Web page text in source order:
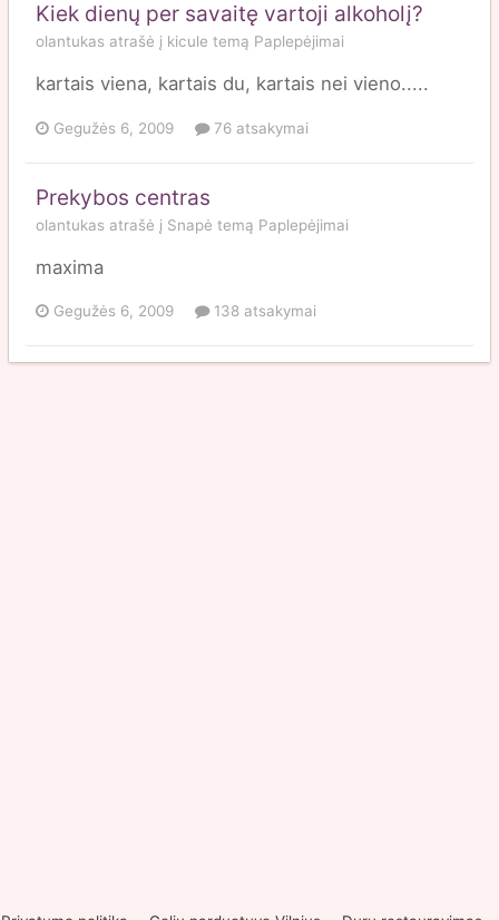
Kiek dienų per savaitę vartoji alkoholį?
olantukas atrašė į kicule temą Paplepėjimai
kartais viena, kartais du, kartais nei vieno.....
Gegužės 6, 2009 76 atsakymai
Prekybos centras
olantukas atrašė į Snapė temą Paplepėjimai
maxima
Gegužės 6, 2009 138 atsakymai